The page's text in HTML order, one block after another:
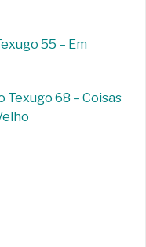
55 – Em
Texugo 68 – Coisas